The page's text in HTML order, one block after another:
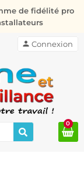
de fidélité pro
person Connexion
0